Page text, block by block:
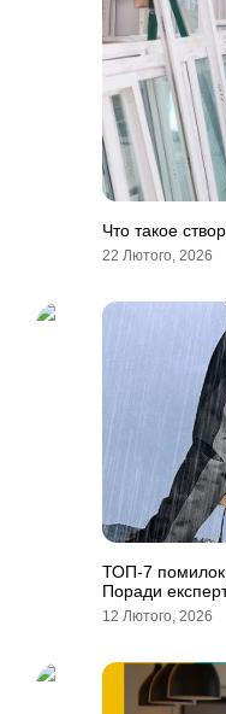
Что такое
22 Лютого, 2026
ТОП-7 помилок
Поради
12 Лютого, 2026